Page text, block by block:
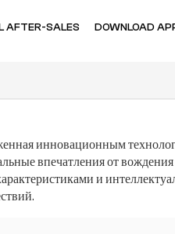
AFTER-SALES DOWNLOAD
инновационным
впечатления от
и